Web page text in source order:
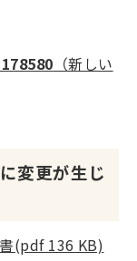
（新しい
変更が生じ
(pdf 136 KB)